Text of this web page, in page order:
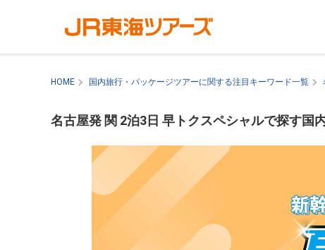
HOME 国内旅行・パッケージツアーに関する注目キーワード一覧
名古屋発 関 2泊3日 早トクスペシャルで探す国